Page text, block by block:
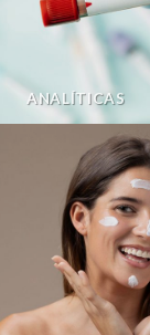
ANALÍTICAS